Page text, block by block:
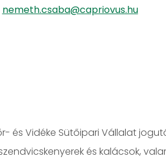
nemeth.csaba@capriovus.hu
és Vidéke Sütőipari Vállalat
és kalácsok,